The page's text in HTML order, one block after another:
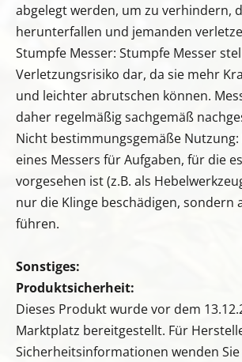
abgelegt werden, um zu verhindern,
herunterfallen und jemanden
Stumpfe Messer: Stumpfe Messer
Verletzungsrisiko dar, da sie mehr
und leichter abrutschen können.
daher regelmäßig sachgemäß
Nicht bestimmungsgemäße Nutzung:
eines Messers für Aufgaben, für die
vorgesehen ist (z.B. als
nur die Klinge beschädigen, sondern
führen.
Sonstiges:
Produktsicherheit:
Dieses Produkt wurde vor dem
Marktplatz bereitgestellt. Für
Sicherheitsinformationen wenden